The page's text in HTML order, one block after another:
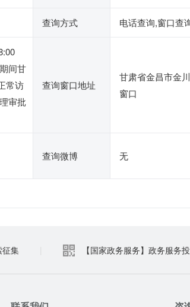
查询方式 电话查询,窗口查
间甘
常访
审批
查询窗口地址
甘肃省金昌市金
窗口
查询微博 无
征集 【国家政务服务】政务服务